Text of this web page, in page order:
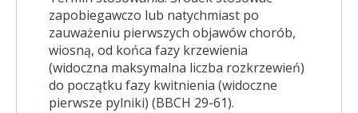
zapobiegawczo lub natychmiast po
zauważeniu pierwszych objawów chorób,
wiosną, od końca fazy krzewienia
(widoczna maksymalna liczba rozkrzewień)
do początku fazy kwitnienia (widoczne
pierwsze pylniki) (BBCH 29-61).